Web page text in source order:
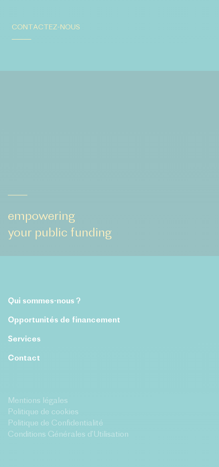
CONTACTEZ-NOUS
empowering
your public funding
Qui sommes-nous ?
Opportunités de financement
Services
Contact
Mentions légales
Politique de cookies
Politique de Confidentialité
Conditions Générales d’Utilisation